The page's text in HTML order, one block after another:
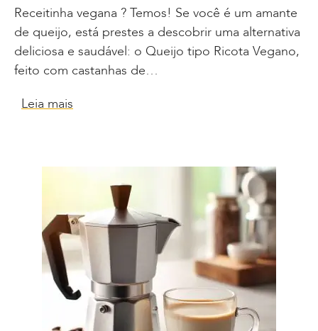
Receitinha vegana ? Temos! Se você é um amante
de queijo, está prestes a descobrir uma alternativa
deliciosa e saudável: o Queijo tipo Ricota Vegano,
feito com castanhas de…
Leia mais